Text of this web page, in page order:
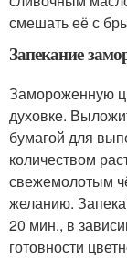
смешать её с
Запекание
Замороженную
духовке.
бумагой для
количеством
свежемолотым
желанию.
20 мин., в
готовности